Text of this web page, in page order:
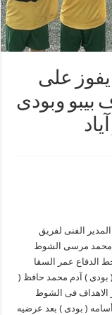
فريق حدائق الاهرام 2014 يفوز على
بيبو وبودى
الفنى لفريق
مواليد 2014 بدا كابتن محمد مرسى الشوط
الدفاع عمر السقا
بودى ) آدم محمد حافظ (
الاهداف فى الشوط
أسامه ( بودى ) بعد عرضيه